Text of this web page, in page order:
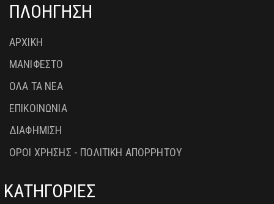
ΠΛΟΗΓΗΣΗ
ΑΡΧΙΚΗ
ΜΑΝΙΦΕΣΤΟ
ΟΛΑ ΤΑ ΝΕΑ
ΕΠΙΚΟΙΝΩΝΙΑ
ΔΙΑΦΗΜΙΣΗ
ΟΡΟΙ ΧΡΗΣΗΣ - ΠΟΛΙΤΙΚΗ ΑΠΟΡΡΗΤΟΥ
ΚΑΤΗΓΟΡΙΕΣ